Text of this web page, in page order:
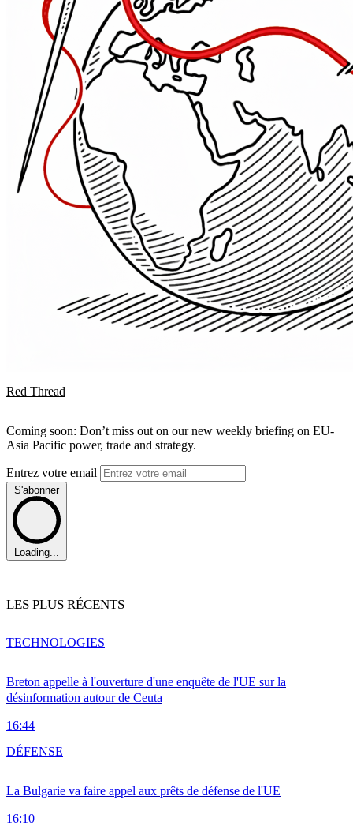
Red Thread
Coming soon: Don’t miss out on our new weekly briefing on EU-
Asia Pacific power, trade and strategy.
Entrez votre email
S'abonner
Loading...
LES PLUS RÉCENTS
Breton appelle à l'ouverture d'une enquête de l'UE sur la
désinformation autour de Ceuta
16:44
TECHNOLOGIES
La Bulgarie va faire appel aux prêts de défense de l'UE
16:10
DÉFENSE